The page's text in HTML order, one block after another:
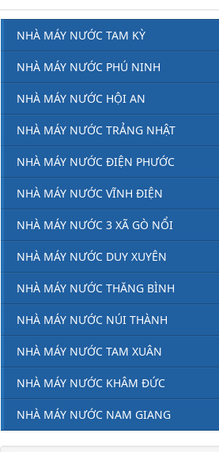
NHÀ MÁY NƯỚC TAM KỲ
NHÀ MÁY NƯỚC PHÚ NINH
NHÀ MÁY NƯỚC HỘI AN
NHÀ MÁY NƯỚC TRẢNG NHẬT
NHÀ MÁY NƯỚC ĐIỆN PHƯỚC
NHÀ MÁY NƯỚC VĨNH ĐIỆN
NHÀ MÁY NƯỚC 3 XÃ GÒ NỔI
NHÀ MÁY NƯỚC DUY XUYÊN
NHÀ MÁY NƯỚC THĂNG BÌNH
NHÀ MÁY NƯỚC NÚI THÀNH
NHÀ MÁY NƯỚC TAM XUÂN
NHÀ MÁY NƯỚC KHÂM ĐỨC
NHÀ MÁY NƯỚC NAM GIANG